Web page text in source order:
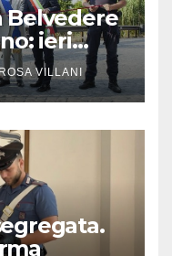
Belvedere
ieri
VILLANI